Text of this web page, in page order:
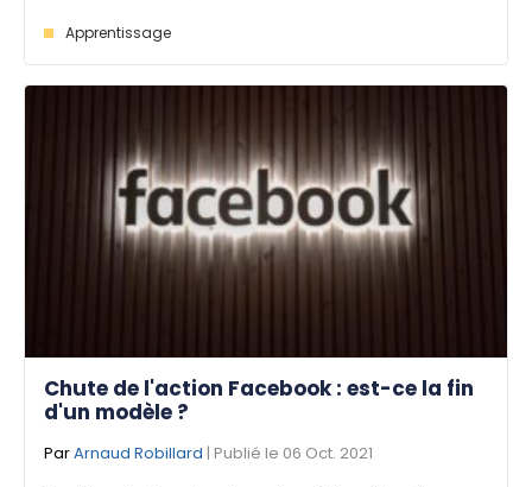
Apprentissage
Chute de l'action Facebook : est-ce la fin
d'un modèle ?
ParArnaud Robillard | Publié le 06 Oct. 2021